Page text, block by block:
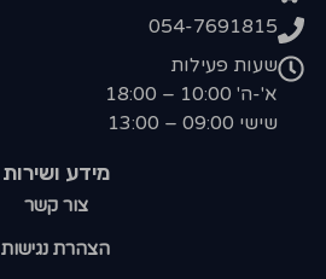
מידע ושירות
צור קשר
הצהרת נגישות
054-7691815
שעות פעילות
א'-ה' 10:00 – 18:00
שישי 09:00 – 13:00